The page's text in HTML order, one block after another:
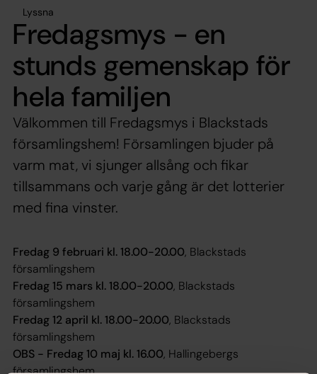
Lyssna
Fredagsmys - en
stunds gemenskap för
hela familjen
Välkommen till Fredagsmys i Blackstads
församlingshem! Församlingen bjuder på
varm mat, vi sjunger allsång och fikar
tillsammans och varje gång är det lotterier
med fina vinster.
Fredag 9 februari kl. 18.00-20.00, Blackstads
församlingshem
Fredag 15 mars kl. 18.00-20.00, Blackstads
församlingshem
Fredag 12 april kl. 18.00-20.00, Blackstads
församlingshem
OBS - Fredag 10 maj kl. 16.00, Hallingebergs
församlingshem